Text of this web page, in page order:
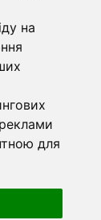
на
для